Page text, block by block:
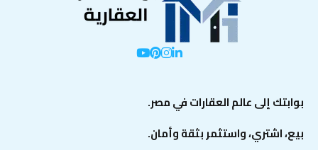
بوابتك إلى عالم العقارات في مصر.
بيع، اشتري، واستثمر بثقة وأمان.